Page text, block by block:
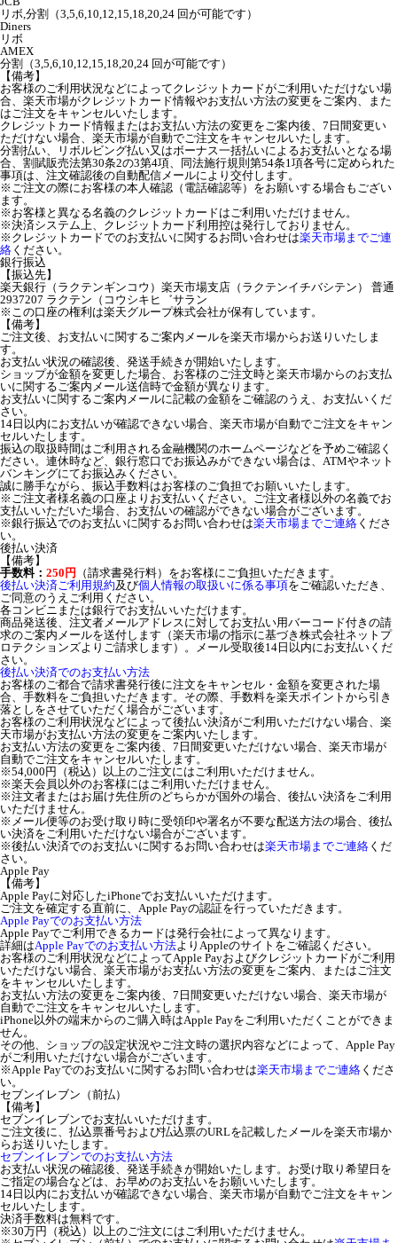
リボ,分割（3,5,6,10,12,15,18,20,24 回が可能です）
Diners
リボ
AMEX
分割（3,5,6,10,12,15,18,20,24 回が可能です）
【備考】
お客様のご利用状況などによってクレジットカードがご利用いただけない場
合、楽天市場がクレジットカード情報やお支払い方法の変更をご案内、また
はご注文をキャンセルいたします。
クレジットカード情報またはお支払い方法の変更をご案内後、7日間変更い
ただけない場合、楽天市場が自動でご注文をキャンセルいたします。
分割払い、リボルビング払い又はボーナス一括払いによるお支払いとなる場
合、割賦販売法第30条2の3第4項、同法施行規則第54条1項各号に定められた
事項は、注文確認後の自動配信メールにより交付します。
※ご注文の際にお客様の本人確認（電話確認等）をお願いする場合もござい
ます。
※お客様と異なる名義のクレジットカードはご利用いただけません。
※決済システム上、クレジットカード利用控は発行しておりません。
※クレジットカードでのお支払いに関するお問い合わせは楽天市場までご連
絡 ください。
銀行振込
【振込先】
楽天銀行（ラクテンギンコウ）楽天市場支店（ラクテンイチバシテン） 普通
2937207 ラクテン（コウシキヒ゛サラン
※この口座の権利は楽天グループ株式会社が保有しています。
【備考】
ご注文後、お支払いに関するご案内メールを楽天市場からお送りいたしま
す。
お支払い状況の確認後、発送手続きが開始いたします。
ショップが金額を変更した場合、お客様のご注文時と楽天市場からのお支払
いに関するご案内メール送信時で金額が異なります。
お支払いに関するご案内メールに記載の金額をご確認のうえ、お支払いくだ
さい。
14日以内にお支払いが確認できない場合、楽天市場が自動でご注文をキャン
セルいたします。
振込の取扱時間はご利用される金融機関のホームページなどを予めご確認く
ださい。連休時など、銀行窓口でお振込みができない場合は、ATMやネット
バンキングにてお振込みください。
誠に勝手ながら、振込手数料はお客様のご負担でお願いいたします。
※ご注文者様名義の口座よりお支払いください。ご注文者様以外の名義でお
支払いいただいた場合、お支払いの確認ができない場合がございます。
※銀行振込でのお支払いに関するお問い合わせは楽天市場までご連絡 くださ
い。
後払い決済
【備考】
手数料： 250円 （請求書発行料）をお客様にご負担いただきます。
後払い決済ご利用規約及び個人情報の取扱いに係る事項をご確認いただき、
ご同意のうえご利用ください。
各コンビニまたは銀行でお支払いいただけます。
商品発送後、注文者メールアドレスに対してお支払い用バーコード付きの請
求のご案内メールを送付します（楽天市場の指示に基づき株式会社ネットプ
ロテクションズよりご請求します）。メール受取後14日以内にお支払いくだ
さい。
後払い決済でのお支払い方法
お客様のご都合で請求書発行後に注文をキャンセル・金額を変更された場
合、手数料をご負担いただきます。その際、手数料を楽天ポイントから引き
落としをさせていただく場合がございます。
お客様のご利用状況などによって後払い決済がご利用いただけない場合、楽
天市場がお支払い方法の変更をご案内いたします。
お支払い方法の変更をご案内後、7日間変更いただけない場合、楽天市場が
自動でご注文をキャンセルいたします。
※54,000円（税込）以上のご注文にはご利用いただけません。
※楽天会員以外のお客様にはご利用いただけません。
※注文者またはお届け先住所のどちらかが国外の場合、後払い決済をご利用
いただけません。
※メール便等のお受け取り時に受領印や署名が不要な配送方法の場合、後払
い決済をご利用いただけない場合がございます。
※後払い決済でのお支払いに関するお問い合わせは楽天市場までご連絡 くだ
さい。
Apple Pay
【備考】
Apple Payに対応したiPhoneでお支払いいただけます。
ご注文を確定する直前に、Apple Payの認証を行っていただきます。
Apple Payでのお支払い方法
Apple Payでご利用できるカードは発行会社によって異なります。
詳細はApple Payでのお支払い方法よりAppleのサイトをご確認ください。
お客様のご利用状況などによってApple Payおよびクレジットカードがご利用
いただけない場合、楽天市場がお支払い方法の変更をご案内、またはご注文
をキャンセルいたします。
お支払い方法の変更をご案内後、7日間変更いただけない場合、楽天市場が
自動でご注文をキャンセルいたします。
iPhone以外の端末からのご購入時はApple Payをご利用いただくことができま
せん。
その他、ショップの設定状況やご注文時の選択内容などによって、Apple Pay
がご利用いただけない場合がございます。
※Apple Payでのお支払いに関するお問い合わせは楽天市場までご連絡 くださ
い。
セブンイレブン（前払）
【備考】
セブンイレブンでお支払いいただけます。
ご注文後に、払込票番号および払込票のURLを記載したメールを楽天市場か
らお送りいたします。
セブンイレブンでのお支払い方法
お支払い状況の確認後、発送手続きが開始いたします。お受け取り希望日を
ご指定の場合などは、お早めのお支払いをお願いいたします。
14日以内にお支払いが確認できない場合、楽天市場が自動でご注文をキャン
セルいたします。
決済手数料は無料です。
※30万円（税込）以上のご注文にはご利用いただけません。